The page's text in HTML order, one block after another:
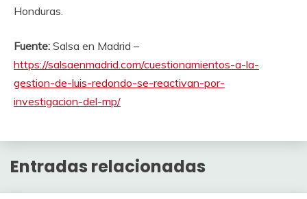
Honduras.
Fuente: Salsa en Madrid –
https://salsaenmadrid.com/cuestionamientos-a-la-
gestion-de-luis-redondo-se-reactivan-por-
investigacion-del-mp/
Entradas relacionadas